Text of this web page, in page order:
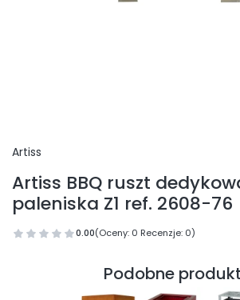
Artiss
Artiss BBQ ruszt
paleniska Z1 ref. 2608-76
0.00(Oceny: 0 Recenzje: 0)
Podobne